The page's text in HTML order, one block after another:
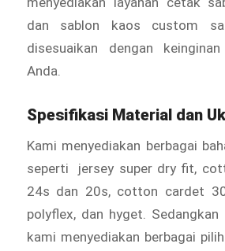
dan sablon kaos custom
disesuaikan dengan
Anda.
Spesifikasi Material dan
Kami menyediakan berbagai
seperti jersey super dry fit,
24s dan 20s, cotton cardet
polyflex, dan hyget. Sedangkan
kami menyediakan berbagai